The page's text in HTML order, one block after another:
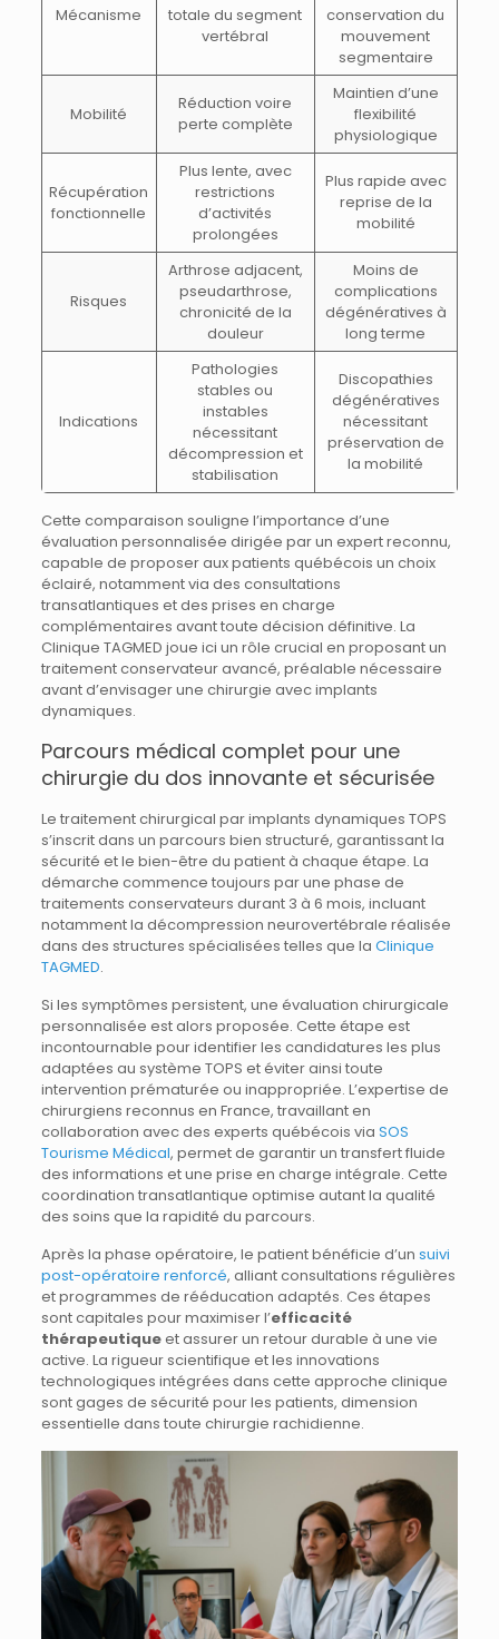
Mécanisme
totale du segment
vertébral
conservation du
mouvement
segmentaire
Mobilité
Réduction voire
perte complète
Maintien d’une
flexibilité
physiologique
Récupération
fonctionnelle
Plus lente, avec
restrictions
d’activités
prolongées
Plus rapide avec
reprise de la
mobilité
Risques
Arthrose adjacent,
pseudarthrose,
chronicité de la
douleur
Moins de
complications
dégénératives à
long terme
Indications
Pathologies
stables ou
instables
nécessitant
décompression et
stabilisation
Discopathies
dégénératives
nécessitant
préservation de
la mobilité
Cette comparaison souligne l’importance d’une
évaluation personnalisée dirigée par un expert reconnu,
capable de proposer aux patients québécois un choix
éclairé, notamment via des consultations
transatlantiques et des prises en charge
complémentaires avant toute décision définitive. La
Clinique TAGMED joue ici un rôle crucial en proposant un
traitement conservateur avancé, préalable nécessaire
avant d’envisager une chirurgie avec implants
dynamiques.
Parcours médical complet pour une
chirurgie du dos innovante et sécurisée
Le traitement chirurgical par implants dynamiques TOPS
s’inscrit dans un parcours bien structuré, garantissant la
sécurité et le bien-être du patient à chaque étape. La
démarche commence toujours par une phase de
traitements conservateurs durant 3 à 6 mois, incluant
notamment la décompression neurovertébrale réalisée
dans des structures spécialisées telles que la Clinique
TAGMED.
Si les symptômes persistent, une évaluation chirurgicale
personnalisée est alors proposée. Cette étape est
incontournable pour identifier les candidatures les plus
adaptées au système TOPS et éviter ainsi toute
intervention prématurée ou inappropriée. L’expertise de
chirurgiens reconnus en France, travaillant en
collaboration avec des experts québécois via SOS
Tourisme Médical, permet de garantir un transfert fluide
des informations et une prise en charge intégrale. Cette
coordination transatlantique optimise autant la qualité
des soins que la rapidité du parcours.
Après la phase opératoire, le patient bénéficie d’un suivi
post-opératoire renforcé, alliant consultations régulières
et programmes de rééducation adaptés. Ces étapes
sont capitales pour maximiser l’efficacité
thérapeutiqueet assurer un retour durable à une vie
active. La rigueur scientifique et les innovations
technologiques intégrées dans cette approche clinique
sont gages de sécurité pour les patients, dimension
essentielle dans toute chirurgie rachidienne.